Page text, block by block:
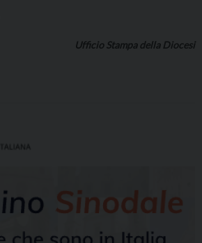
Ufficio Stampa della Diocesi